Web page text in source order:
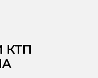
КТП